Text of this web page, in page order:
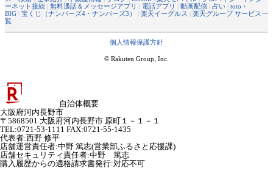
ーネット接続 | 無料通話＆メッセージアプリ | 電話アプリ | 動画配信 | 占い | toto・
BIG | 宝くじ（ナンバーズ4・ナンバーズ3） | 楽天イーグルス | 楽天グループ サービス一
覧
個人情報保護方針
© Rakuten Group, Inc.
自治体概要
大阪府河内長野市
〒5868501 大阪府河内長野市 原町１－１－１
TEL:0721-53-1111 FAX:0721-55-1435
代表者:西野 修平
店舗運営責任者:中野 篤志(営業部ふるさと応援課)
店舗セキュリティ責任者:中野 篤志
購入履歴からの適格請求書発行:対応不可